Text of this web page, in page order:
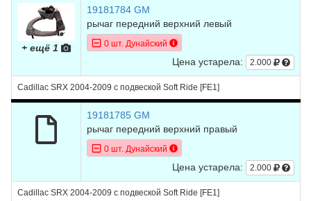
+ ещё 1
19181784 GM
рычаг передний верхний левый
0 шт. Дунайский
Цена устарела: 2.000
Cadillac SRX 2004-2009 с подвеской Soft Ride [FE1]
19181785 GM
рычаг передний верхний правый
0 шт. Дунайский
Цена устарела: 2.000
Cadillac SRX 2004-2009 с подвеской Soft Ride [FE1]